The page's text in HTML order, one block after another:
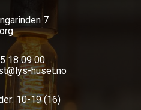
7
18 09 00
huset.no
10-19 (16)